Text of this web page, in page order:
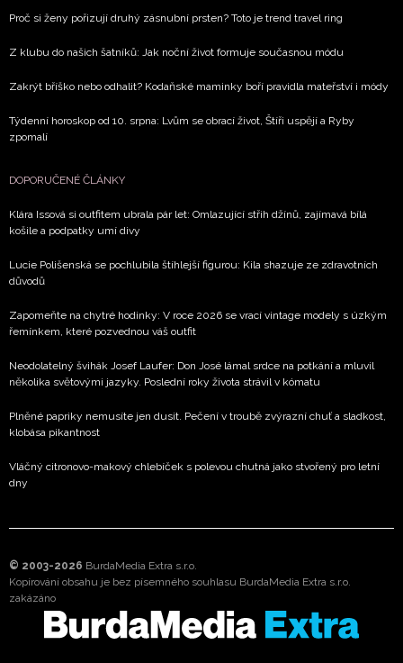
K
Proč si ženy pořizují druhý zásnubní prsten? Toto je trend travel ring
Z klubu do našich šatníků: Jak noční život formuje současnou módu
Zakrýt bříško nebo odhalit? Kodaňské maminky boří pravidla mateřství i módy
Týdenní horoskop od 10. srpna: Lvům se obrací život, Štíři uspějí a Ryby
zpomalí
DOPORUČENÉ ČLÁNKY
Klára Issová si outfitem ubrala pár let: Omlazující střih džínů, zajímavá bílá
košile a podpatky umí divy
Lucie Polišenská se pochlubila štíhlejší figurou: Kila shazuje ze zdravotních
důvodů
Zapomeňte na chytré hodinky: V roce 2026 se vrací vintage modely s úzkým
řemínkem, které pozvednou váš outfit
Neodolatelný švihák Josef Laufer: Don José lámal srdce na potkání a mluvil
několika světovými jazyky. Poslední roky života strávil v kómatu
Plněné papriky nemusíte jen dusit. Pečení v troubě zvýrazní chuť a sladkost,
klobása pikantnost
Vláčný citronovo-makový chlebíček s polevou chutná jako stvořený pro letní
dny
© 2003-2026 BurdaMedia Extra s.r.o.
Kopírování obsahu je bez písemného souhlasu BurdaMedia Extra s.r.o.
zakázáno